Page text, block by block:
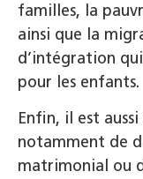
familles, la
ainsi que la
d’intégration
pour les enfants.
Enfin, il est
notamment de
matrimonial ou